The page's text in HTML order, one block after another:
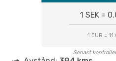
1 SEK =
1 EUR =
Senast